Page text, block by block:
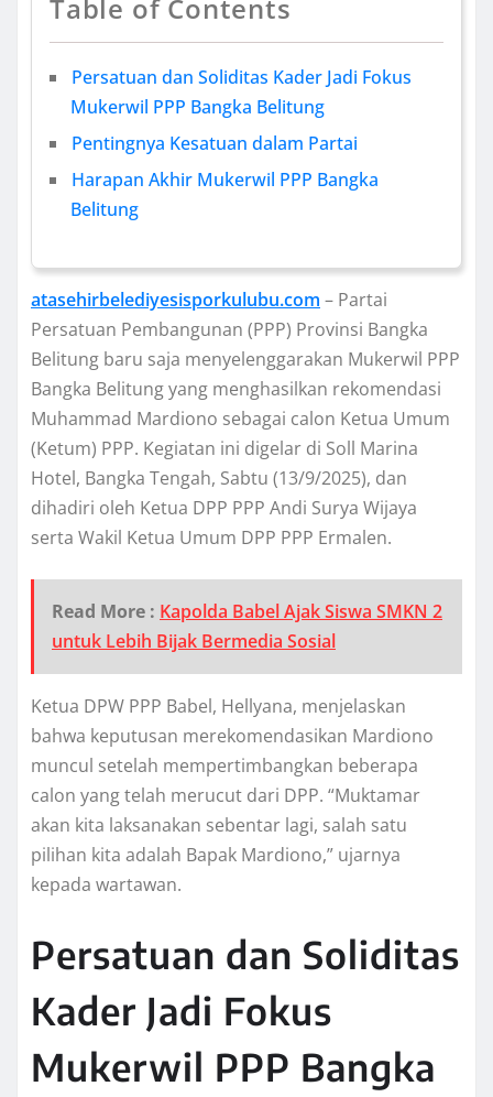
Table of Contents
Persatuan dan Soliditas Kader Jadi Fokus
Mukerwil PPP Bangka Belitung
Pentingnya Kesatuan dalam Partai
Harapan Akhir Mukerwil PPP Bangka
Belitung
atasehirbelediyesisporkulubu.com – Partai
Persatuan Pembangunan (PPP) Provinsi Bangka
Belitung baru saja menyelenggarakan Mukerwil PPP
Bangka Belitung yang menghasilkan rekomendasi
Muhammad Mardiono sebagai calon Ketua Umum
(Ketum) PPP. Kegiatan ini digelar di Soll Marina
Hotel, Bangka Tengah, Sabtu (13/9/2025), dan
dihadiri oleh Ketua DPP PPP Andi Surya Wijaya
serta Wakil Ketua Umum DPP PPP Ermalen.
Read More : Kapolda Babel Ajak Siswa SMKN 2
untuk Lebih Bijak Bermedia Sosial
Ketua DPW PPP Babel, Hellyana, menjelaskan
bahwa keputusan merekomendasikan Mardiono
muncul setelah mempertimbangkan beberapa
calon yang telah merucut dari DPP. “Muktamar
akan kita laksanakan sebentar lagi, salah satu
pilihan kita adalah Bapak Mardiono,” ujarnya
kepada wartawan.
Persatuan dan Soliditas
Kader Jadi Fokus
Mukerwil PPP Bangka